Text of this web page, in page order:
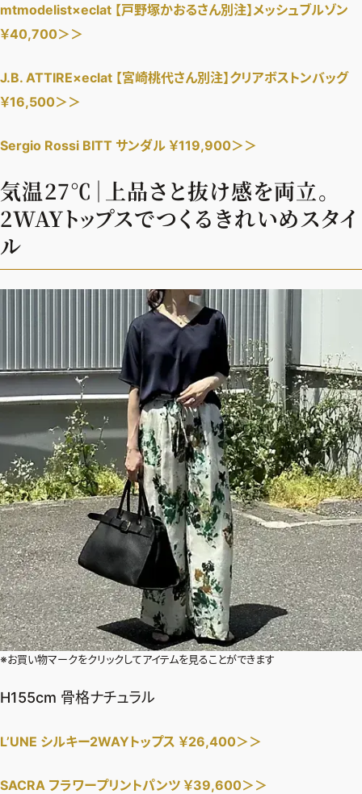
mtmodelist×eclat 【戸野塚かおるさん別注】メッシュブルゾン
￥40,700＞＞
J.B. ATTIRE×eclat 【宮崎桃代さん別注】クリアボストンバッグ
￥16,500＞＞
Sergio Rossi BITT サンダル ￥119,900＞＞
気温27℃｜上品さと抜け感を両立。
2WAYトップスでつくるきれいめスタイ
ル
※お買い物マークをクリックしてアイテムを見ることができます
H155cm 骨格ナチュラル
L’UNE シルキー2WAYトップス ￥26,400＞＞
SACRA フラワープリントパンツ ￥39,600＞＞